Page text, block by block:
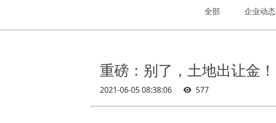
全部 企业动态
重磅：别了，土地出让金！
2021-06-05 08:38:06 577